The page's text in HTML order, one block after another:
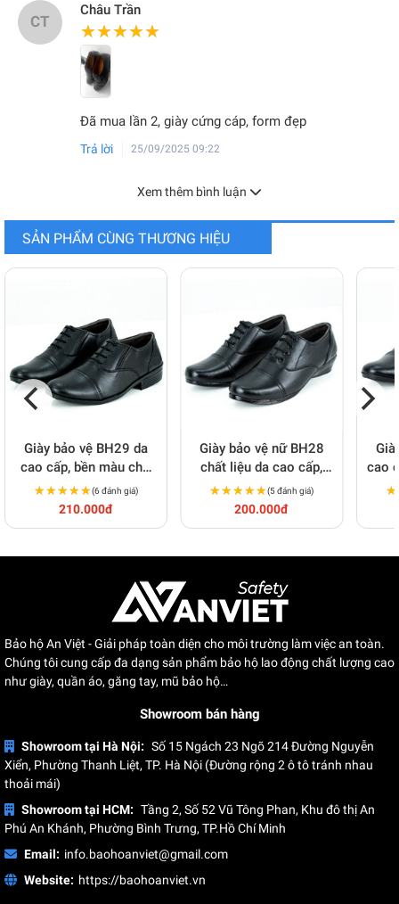
CT
Châu Trần
★★★★★
★★★★★
Đã mua lần 2, giày cứng cáp, form đẹp
Trả lời 25/09/2025 09:22
Xem thêm bình luận
SẢN PHẨM CÙNG THƯƠNG HIỆU
Giày bảo vệ BH29 da
cao cấp, bền màu cho
bảo vệ, nhân viên văn
phòng
★★★★★
★★★★★(6 đánh giá)
210.000đ
Giày bảo vệ nữ BH28
chất liệu da cao cấp,
chuyên nghiệp
★★★★★
★★★★★(5 đánh giá)
200.000đ
cao
Bảo hộ An Việt - Giải pháp toàn diện cho môi trường làm việc an toàn.
Chúng tôi cung cấp đa dạng sản phẩm bảo hộ lao động chất lượng cao
như giày, quần áo, găng tay, mũ bảo hộ…
Showroom bán hàng
Showroom tại Hà Nội: Số 15 Ngách 23 Ngõ 214 Đường Nguyễn
Xiển, Phường Thanh Liệt, TP. Hà Nội (Đường rộng 2 ô tô tránh nhau
thoải mái)
Showroom tại HCM: Tầng 2, Số 52 Vũ Tông Phan, Khu đô thị An
Phú An Khánh, Phường Bình Trưng, TP.Hồ Chí Minh
Email: info.baohoanviet@gmail.com
Website: https://baohoanviet.vn